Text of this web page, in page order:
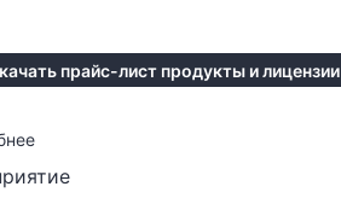
прайс-лист продукты и лицензии